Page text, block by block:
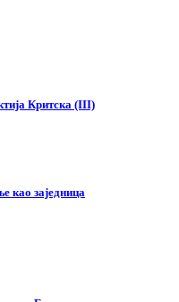
Критска (III)
као заједница